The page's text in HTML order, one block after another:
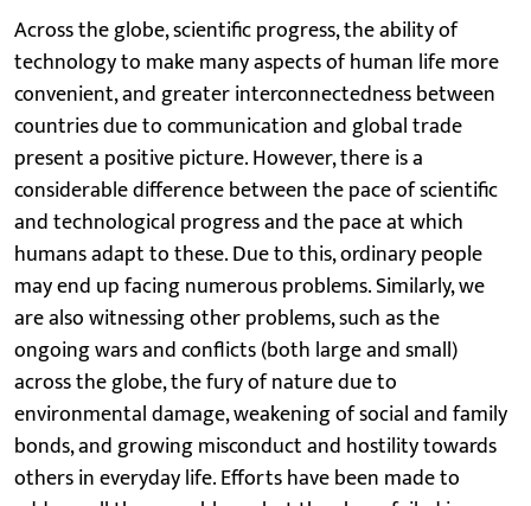
Across the globe, scientific progress, the ability of
technology to make many aspects of human life more
convenient, and greater interconnectedness between
countries due to communication and global trade
present a positive picture. However, there is a
considerable difference between the pace of scientific
and technological progress and the pace at which
humans adapt to these. Due to this, ordinary people
may end up facing numerous problems. Similarly, we
are also witnessing other problems, such as the
ongoing wars and conflicts (both large and small)
across the globe, the fury of nature due to
environmental damage, weakening of social and family
bonds, and growing misconduct and hostility towards
others in everyday life. Efforts have been made to